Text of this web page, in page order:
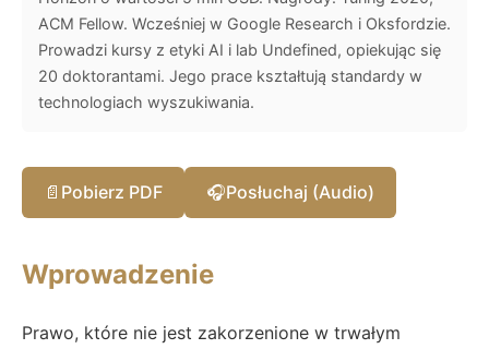
ACM Fellow. Wcześniej w Google Research i Oksfordzie.
Prowadzi kursy z etyki AI i lab Undefined, opiekując się
20 doktorantami. Jego prace kształtują standardy w
technologiach wyszukiwania.
📄 Pobierz PDF 🎧Posłuchaj (Audio)
Wprowadzenie
Prawo, które nie jest zakorzenione w trwałym